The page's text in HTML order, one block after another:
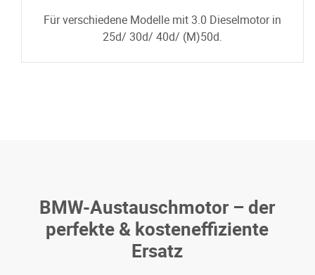
Für verschiedene Modelle mit 3.0 Dieselmotor in
25d/ 30d/ 40d/ (M)50d.
BMW-Austauschmotor – der
perfekte & kosteneffiziente
Ersatz